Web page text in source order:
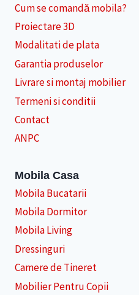
Cum se comandă mobila?
Proiectare 3D
Modalitati de plata
Garantia produselor
Livrare si montaj mobilier
Termeni si conditii
Contact
ANPC
Mobila Casa
Mobila Bucatarii
Mobila Dormitor
Mobila Living
Dressinguri
Camere de Tineret
Mobilier Pentru Copii